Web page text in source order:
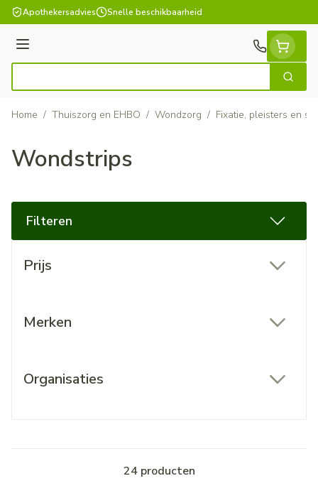
Ga naar de inhoud
Apothekersadvies Snelle beschikbaarheid
Menu
Zoek
Home / Thuiszorg en EHBO / Wondzorg / Fixatie, pleisters en
Wondstrips
Filteren
Prijs
Merken
Organisaties
24producten